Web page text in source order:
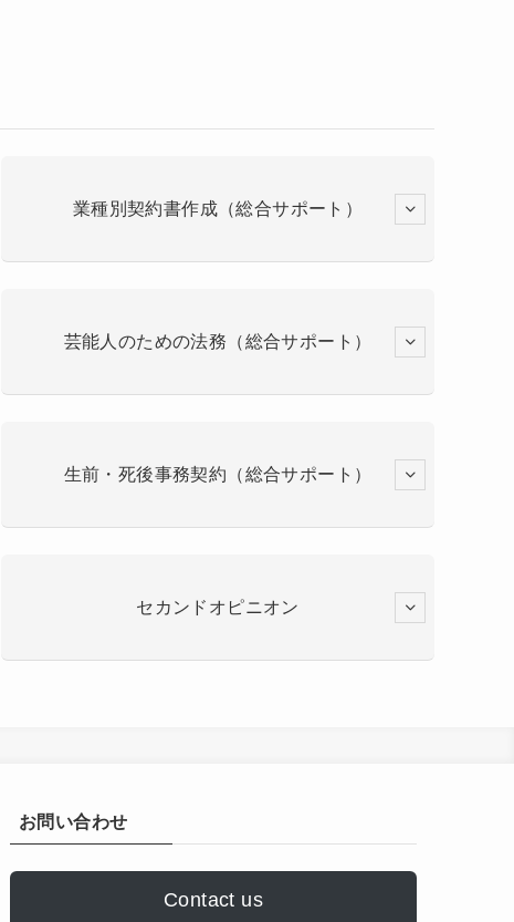
業種別契約書作成（総合サポート）
芸能人のための法務（総合サポート）
生前・死後事務契約（総合サポート）
セカンドオピニオン
お問い合わせ
Contact us